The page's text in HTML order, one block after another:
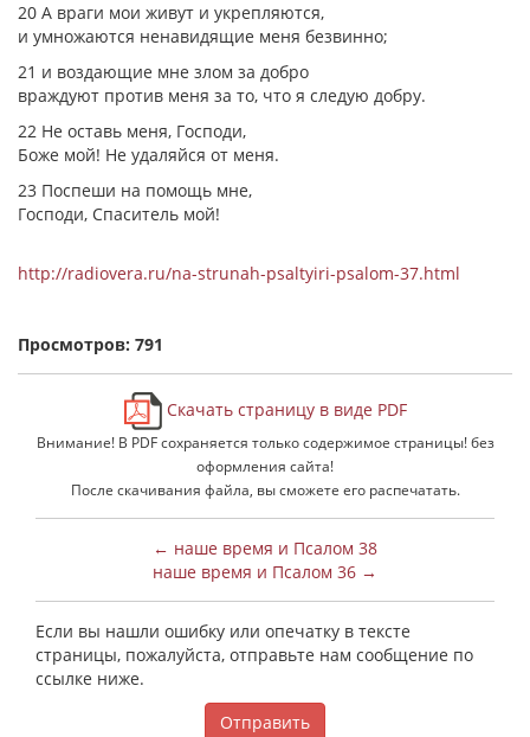
20 А враги мои живут и укрепляются,
и умножаются ненавидящие меня безвинно;
21 и воздающие мне злом за добро
враждуют против меня за то, что я следую добру.
22 Не оставь меня, Господи,
Боже мой! Не удаляйся от меня.
23 Поспеши на помощь мне,
Господи, Спаситель мой!
http://radiovera.ru/na-strunah-psaltyiri-psalom-37.html
Просмотров: 791
Скачать страницу в виде PDF
Внимание! В PDF сохраняется только содержимое страницы! без
оформления сайта!
После скачивания файла, вы сможете его распечатать.
← наше время и Псалом 38
наше время и Псалом 36 →
Если вы нашли ошибку или опечатку в тексте
страницы, пожалуйста, отправьте нам сообщение по
ссылке ниже.
Отправить